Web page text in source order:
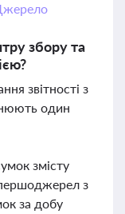
збору та
звітності з
один
змісту
з
за добу